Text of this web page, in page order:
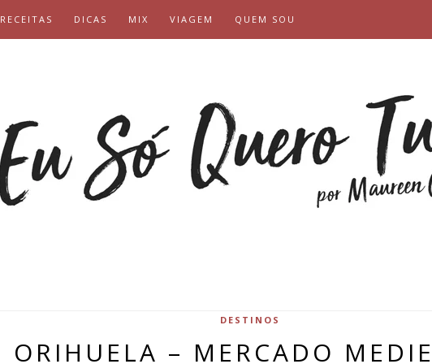
RECEITAS DICAS MIX VIAGEM QUEM SOU
DESTINOS
ORIHUELA – MERCADO